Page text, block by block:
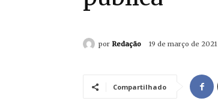
por Redação 19 de março de 2021
Compartilhado